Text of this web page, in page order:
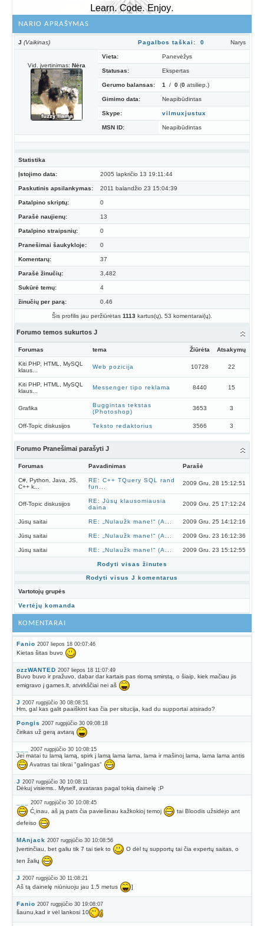
NARIO APRAŠYMAS
J (Vaikinas) Pagalbos taškai: 0 Narys
Vid. įvertinimas: Nėra
Vieta: Panevėžys
Statusas: Ekspertas
Gerumo balansas: 1 / 0 (0 atsiliep.)
Gimimo data: Neapibūdintas
Skype: vilmuxjustux
MSN ID: Neapibūdintas
Statistika
Įstojimo data: 2005 lapkričio 13 19:11:44
Paskutinis apsilankymas: 2011 balandžio 23 15:04:39
Patalpino skriptų: 0
Parašė naujienų: 13
Patalpino straipsnių: 0
Pranešimai šaukykloje: 0
Komentarų: 37
Parašė žinučių: 3,482
Sukūrė temų: 4
žinučių per parą: 0.46
Šis profilis jau peržiūrėtas 1113 kartus(ų). 53 komentarai(ų).
Forumo temos sukurtos J
Forumas tema Žiūrėta Atsakymų
Kiti PHP, HTML, MySQL
klaus...
Web pozicija 10728 22
Kiti PHP, HTML, MySQL
klaus...
Messenger tipo reklama 8440 15
Grafika
Buggintas tekstas
(Photoshop)
3653 3
Off-Topic diskusijos Teksto redaktorius 3566 3
Forumo Pranešimai parašyti J
Forumas Pavadinimas Parašė
C#, Python, Java, JS,
C++ k...
RE: C++ TQuery SQL rand
fun...
2009 Gru. 28 15:12:51
Off-Topic diskusijos
RE: Jūsų klausomiausia
daina
2009 Gru. 25 17:12:24
Jūsų saitai RE: „Nulaužk mane!“ (A... 2009 Gru. 25 14:12:16
Jūsų saitai RE: „Nulaužk mane!“ (A... 2009 Gru. 23 16:12:36
Jūsų saitai RE: „Nulaužk mane!“ (A... 2009 Gru. 23 15:12:55
Rodyti visas žinutes
Rodyti visus J komentarus
Vartotojų grupės
Vertėjų komanda
KOMENTARAI
Fanio 2007 liepos 18 00:07:46
Kietas šitas buvo
ozzWANTED 2007 liepos 18 11:07:49
Buvo buvo ir pražuvo, dabar dar kartais pas riomą smirstą, o šiaip, kiek mačiau jis
emigravo į games.lt, atvirkščiai nei aš
J 2007 rugpjūčio 30 08:08:51
Hm, gal kas galit paaiškint kas čia per situcija, kad du supportai atsirado?
Pongis 2007 rugpjūčio 30 09:08:18
čirikas už gerą avtarą
2007 rugpjūčio 30 10:08:15
Jei matai tu lamą lamą, spirk į lamą lama lama, lama ir mašinoj lama, lama lama antis
Avatras tai tikrai "galingas"
J 2007 rugpjūčio 30 10:08:11
Dėkuj visiems.. Myself, avataras pagal tokią dainelę ;P
2007 rugpjūčio 30 10:08:45
Ć˛inau, aš ją pats čia paviešinau kažkokioj temoj
tai Bloodis užsidėjo ant
defeiso
MAnjack 2007 rugpjūčio 30 10:08:56
Įvertinčiau, bet galiu tik 7 tai tiek to
O dėl tų supportų tai čia expertų saitas, o
ten žalių
J 2007 rugpjūčio 30 11:08:21
Aš tą dainelę niūniuoju jau 1.5 metus ]
Fanio 2007 rugpjūčio 30 19:08:07
šaunu,kad ir vėl lankosi 10